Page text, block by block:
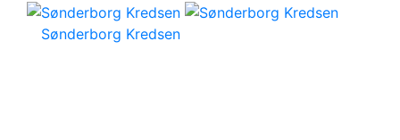
Sønderborg Kredsen